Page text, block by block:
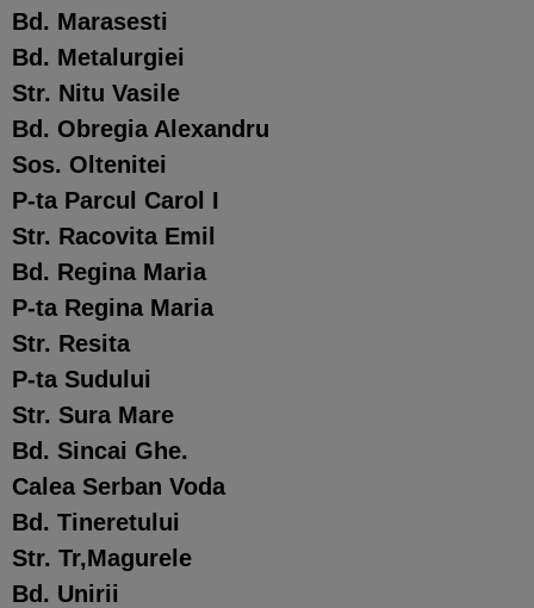
Bd. Marasesti
Bd. Metalurgiei
Str. Nitu Vasile
Bd. Obregia Alexandru
Sos. Oltenitei
P-ta Parcul Carol I
Str. Racovita Emil
Bd. Regina Maria
P-ta Regina Maria
Str. Resita
P-ta Sudului
Str. Sura Mare
Bd. Sincai Ghe.
Calea Serban Voda
Bd. Tineretului
Str. Tr,Magurele
Bd. Unirii